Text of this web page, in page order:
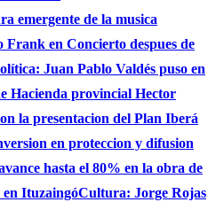
emergente de la musica
Frank en Concierto despues de
Juan Pablo Valdés puso en
Hacienda provincial Hector
la presentacion del Plan Iberá
en proteccion y difusion
hasta el 80% en la obra de
ItuzaingóCultura: Jorge Rojas